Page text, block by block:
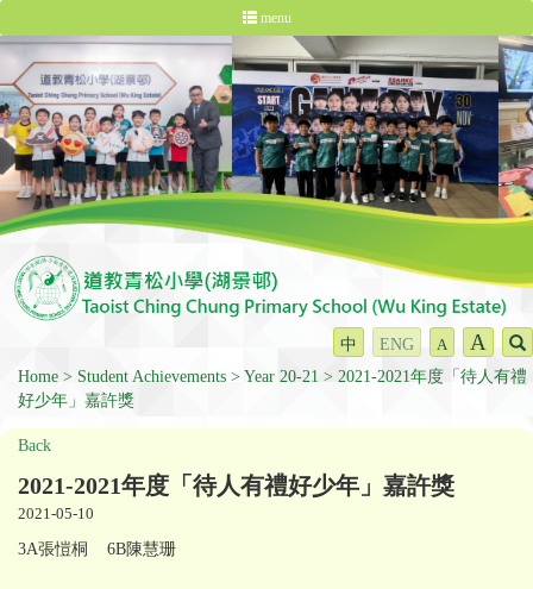
menu
中 ENG A A
Home Student Achievements Year 20-21
2021-2021年度「待人有禮
好少年」嘉許獎
Back
2021-2021年度「待人有禮好少年」嘉許獎
2021-05-10
3A張愷桐 6B陳慧珊